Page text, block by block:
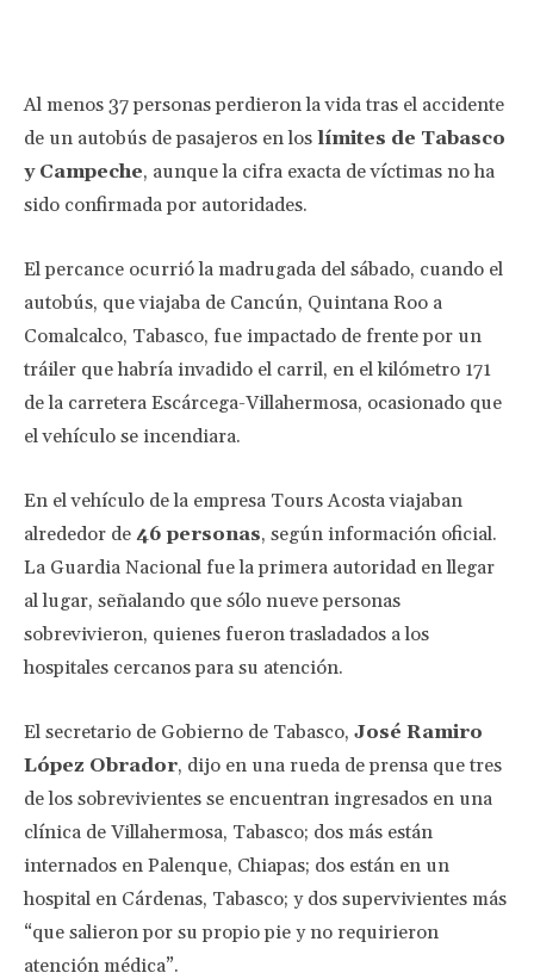
Al menos 37 personas perdieron la vida tras el accidente
de un autobús de pasajeros en los límites de Tabasco
y Campeche, aunque la cifra exacta de víctimas no ha
sido confirmada por autoridades.
El percance ocurrió la madrugada del sábado, cuando el
autobús, que viajaba de Cancún, Quintana Roo a
Comalcalco, Tabasco, fue impactado de frente por un
tráiler que habría invadido el carril, en el kilómetro 171
de la carretera Escárcega-Villahermosa, ocasionado que
el vehículo se incendiara.
En el vehículo de la empresa Tours Acosta viajaban
alrededor de 46 personas, según información oficial.
La Guardia Nacional fue la primera autoridad en llegar
al lugar, señalando que sólo nueve personas
sobrevivieron, quienes fueron trasladados a los
hospitales cercanos para su atención.
El secretario de Gobierno de Tabasco, José Ramiro
López Obrador, dijo en una rueda de prensa que tres
de los sobrevivientes se encuentran ingresados en una
clínica de Villahermosa, Tabasco; dos más están
internados en Palenque, Chiapas; dos están en un
hospital en Cárdenas, Tabasco; y dos supervivientes más
“que salieron por su propio pie y no requirieron
atención médica”.